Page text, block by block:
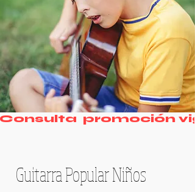
Consulta  promoción
Guitarra Popular Niños